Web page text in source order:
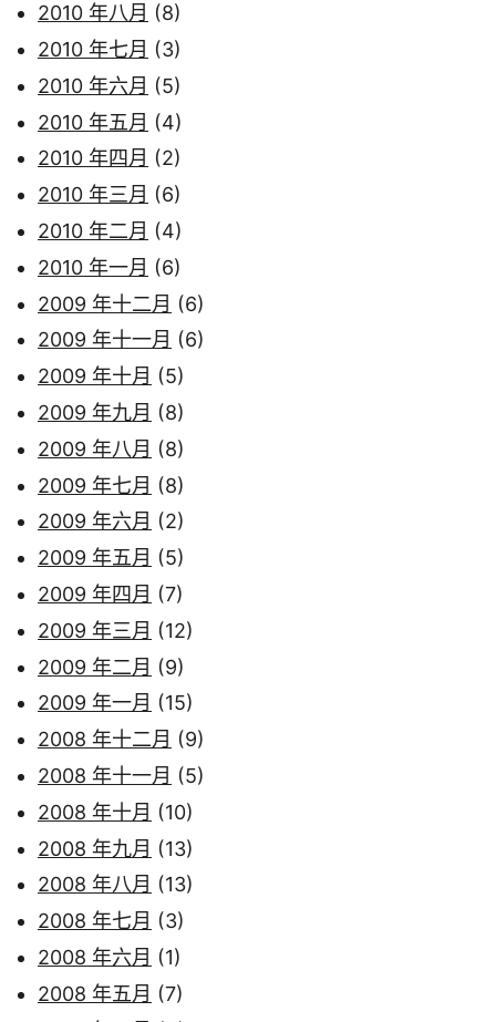
2010 年八月 (8)
2010 年七月 (3)
2010 年六月 (5)
2010 年五月 (4)
2010 年四月 (2)
2010 年三月 (6)
2010 年二月 (4)
2010 年一月 (6)
2009 年十二月 (6)
2009 年十一月 (6)
2009 年十月 (5)
2009 年九月 (8)
2009 年八月 (8)
2009 年七月 (8)
2009 年六月 (2)
2009 年五月 (5)
2009 年四月 (7)
2009 年三月 (12)
2009 年二月 (9)
2009 年一月 (15)
2008 年十二月 (9)
2008 年十一月 (5)
2008 年十月 (10)
2008 年九月 (13)
2008 年八月 (13)
2008 年七月 (3)
2008 年六月 (1)
2008 年五月 (7)